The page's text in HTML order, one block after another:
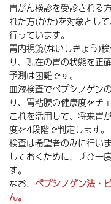
胃がん検診を受診される
れた方(かた)を対象とし
行っています。
胃内視鏡(ないしきょう)
り、現在の胃の状態を正
予測は困難です。
血液検査でペプシノゲン
り、胃粘膜の健康度をチ
これを活用して、将来胃
度を4段階で判定します。
検査は希望者のみに行い
しておくために、ぜひ一
す。
なお、 ペプシノゲン法・
ん。